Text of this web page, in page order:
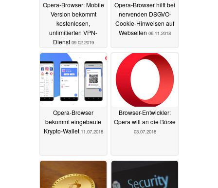
Opera-Browser: Mobile
Version bekommt
kostenlosen,
unlimitierten VPN-
Dienst 09.02.2019
Opera-Browser hilft bei
nervenden DSGVO-
Cookie-Hinweisen auf
Webseiten 06.11.2018
Opera-Browser
bekommt eingebaute
Krypto-Wallet 11.07.2018
Browser-Entwickler:
Opera will an die Börse
03.07.2018